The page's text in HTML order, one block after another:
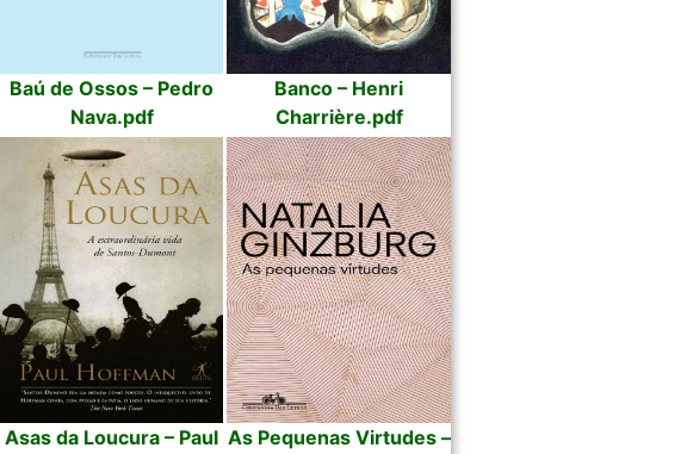
Baú de Ossos – Pedro
Nava.pdf
Banco – Henri
Charrière.pdf
Asas da Loucura – Paul As Pequenas Virtudes –